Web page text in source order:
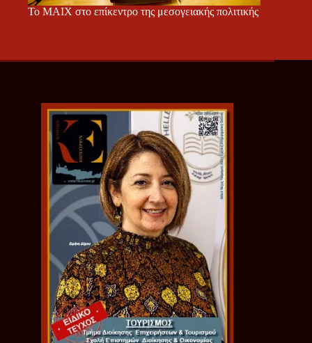
Το ΜΑΙΧ στο επίκεντρο της μεσογειακής πολιτικής